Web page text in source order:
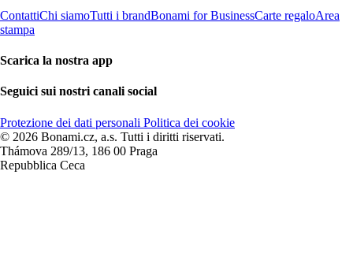
ContattiChi siamoTutti i brandBonami for BusinessCarte regaloArea
stampa
Scarica la nostra app
Seguici sui nostri canali social
Protezione dei dati personali Politica dei cookie
© 2026 Bonami.cz, a.s. Tutti i diritti riservati.
Thámova 289/13, 186 00 Praga
Repubblica Ceca